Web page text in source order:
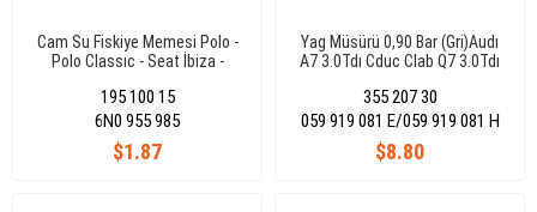
Cam Su Fiskiye Memesi Polo -
Polo Classıc - Seat İbiza -
195 100 15
$1.87
6N0 955 985
Yag Müsürü 0,90 Bar (Gri)Audı
A7 3.0Tdı Cduc Clab Q7 3.0Tdı
3.0Tdı/Panam(7.0197)
355 207 30
$8.80
059 919 081 E/059 919 081 H